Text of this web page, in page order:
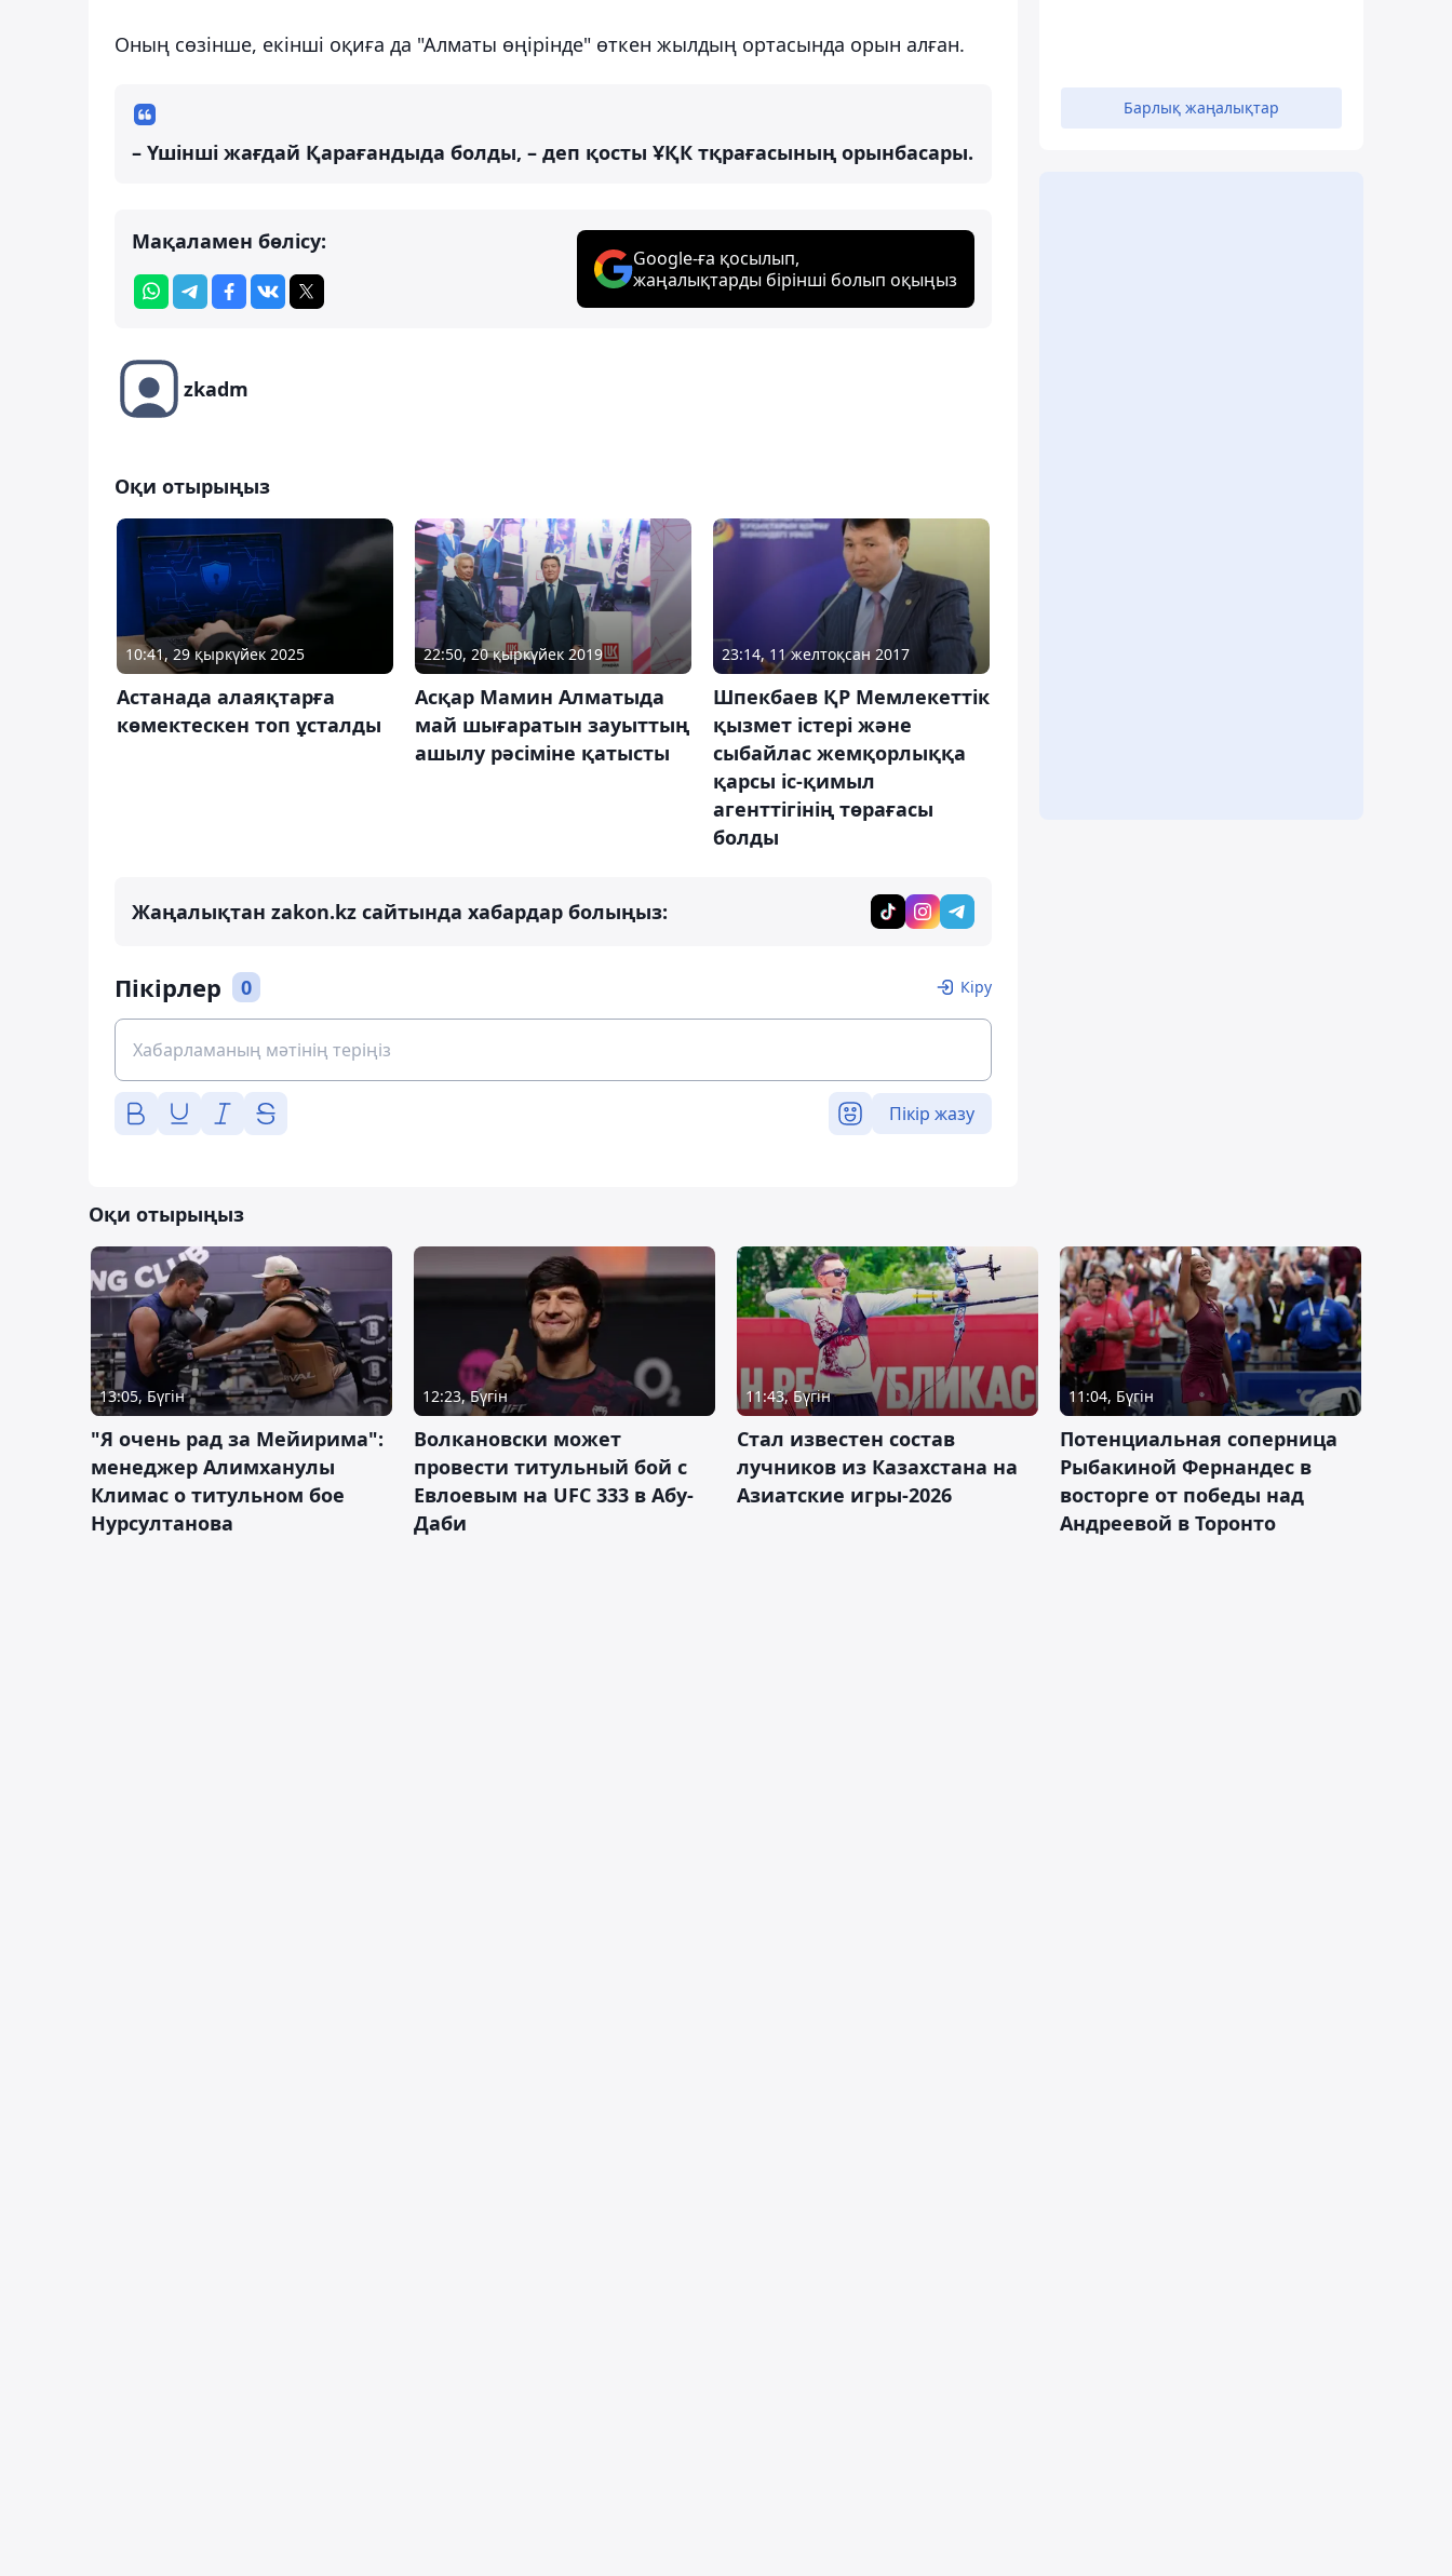
Оның сөзінше, екінші оқиға да "Алматы өңірінде" өткен жылдың ортасында орын алған.
– Үшінші жағдай Қарағандыда болды, – деп қосты ҰҚК тқрағасының орынбасары.
Мақаламен бөлісу:
Google-ға қосылып,
жаңалықтарды бірінші болып оқыңыз
zkadm
Оқи отырыңыз
10:41, 29 қыркүйек 2025
Астанада алаяқтарға
көмектескен топ ұсталды
22:50, 20 қыркүйек 2019
Асқар Мамин Алматыда
май шығаратын зауыттың
ашылу рәсіміне қатысты
23:14, 11 желтоқсан 2017
Шпекбаев ҚР Мемлекеттік
қызмет істері және
сыбайлас жемқорлыққа
қарсы іс-қимыл
агенттігінің төрағасы
болды
Жаңалықтан zakon.kz сайтында хабардар болыңыз:
Пікірлер 0 Кіру
Пікір жазу
Барлық жаңалықтар
Оқи отырыңыз
13:05, Бүгін
"Я очень рад за Мейирима":
менеджер Алимханулы
Климас о титульном бое
Нурсултанова
12:23, Бүгін
Волкановски может
провести титульный бой с
Евлоевым на UFC 333 в Абу-
Даби
11:43, Бүгін
Стал известен состав
лучников из Казахстана на
Азиатские игры-2026
11:04, Бүгін
Потенциальная соперница
Рыбакиной Фернандес в
восторге от победы над
Андреевой в Торонто